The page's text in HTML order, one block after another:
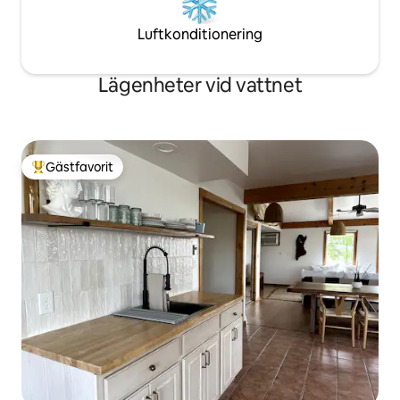
Luftkonditionering
Lägenheter vid vattnet
Populär gästfavorit
Gästfavorit